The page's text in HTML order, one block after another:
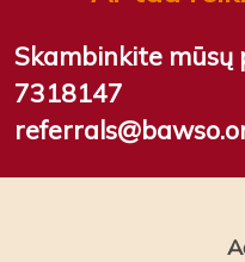
Skambinkite mūsų
7318147